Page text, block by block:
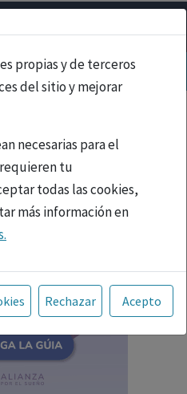
propias y de terceros
del sitio y mejorar
necesarias para el
tu
todas las cookies,
más información en
en la Página Web está
español y, por
sanitarios legalmente
dispensar medicamentos
información técnica de los
meramente informativo,
Rechazar Acepto